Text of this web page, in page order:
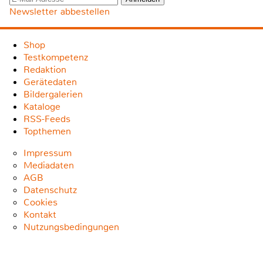
Newsletter abbestellen
Shop
Testkompetenz
Redaktion
Gerätedaten
Bildergalerien
Kataloge
RSS-Feeds
Topthemen
Impressum
Mediadaten
AGB
Datenschutz
Cookies
Kontakt
Nutzungsbedingungen